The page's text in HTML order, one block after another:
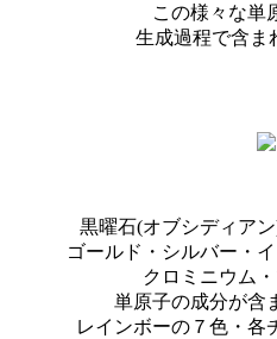
この様々な単
生成過程で含ま
黒曜石(オブシディア
ゴールド・シルバー・
クロミニウム
単原子の成分が含
レインボーの７色・各